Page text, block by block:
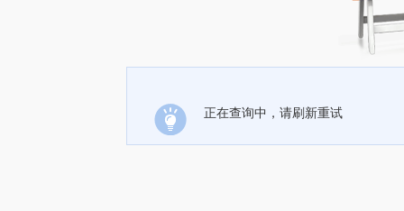
正在查询中，请刷新重试